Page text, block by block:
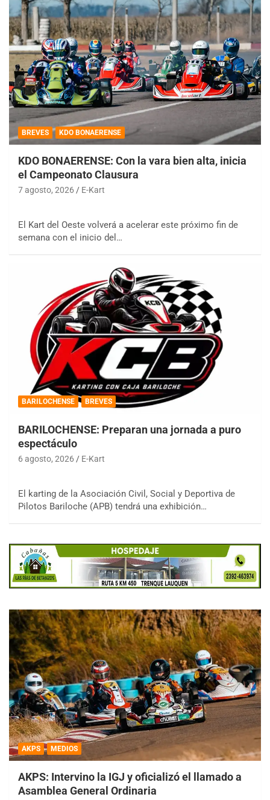
BREVES KDO BONAERENSE
KDO BONAERENSE: Con la vara bien alta, inicia
el Campeonato Clausura
7 agosto, 2026 E-Kart
El Kart del Oeste volverá a acelerar este próximo fin de
semana con el inicio del…
BARILOCHENSE BREVES
BARILOCHENSE: Preparan una jornada a puro
espectáculo
6 agosto, 2026 E-Kart
El karting de la Asociación Civil, Social y Deportiva de
Pilotos Bariloche (APB) tendrá una exhibición…
AKPS MEDIOS
AKPS: Intervino la IGJ y oficializó el llamado a
Asamblea General Ordinaria